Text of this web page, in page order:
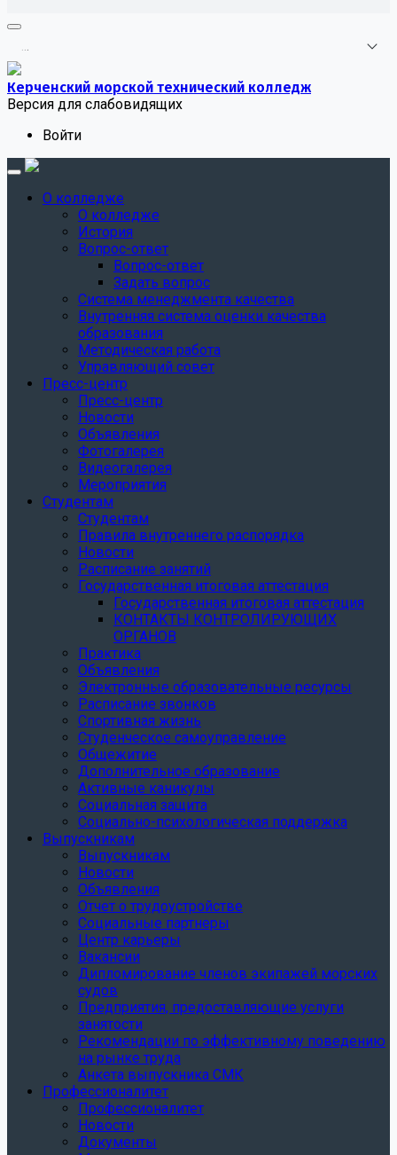
...
Керченский морской технический колледж
Версия для слабовидящих
Войти
О колледже
О колледже
История
Вопрос-ответ
Вопрос-ответ
Задать вопрос
Система менеджмента качества
Внутренняя система оценки качества
образования
Методическая работа
Управляющий совет
Пресс-центр
Пресс-центр
Новости
Объявления
Фотогалерея
Видеогалерея
Мероприятия
Студентам
Студентам
Правила внутреннего распорядка
Новости
Расписание занятий
Государственная итоговая аттестация
Государственная итоговая аттестация
КОНТАКТЫ КОНТРОЛИРУЮЩИХ
ОРГАНОВ
Практика
Объявления
Электронные образовательные ресурсы
Расписание звонков
Спортивная жизнь
Студенческое самоуправление
Общежитие
Дополнительное образование
Активные каникулы
Социальная защита
Социально-психологическая поддержка
Выпускникам
Выпускникам
Новости
Объявления
Отчет о трудоустройстве
Социальные партнеры
Центр карьеры
Вакансии
Дипломирование членов экипажей морских
судов
Предприятия, предоставляющие услуги
занятости
Рекомендации по эффективному поведению
на рынке труда
Анкета выпускника СМК
Профессионалитет
Профессионалитет
Новости
Документы